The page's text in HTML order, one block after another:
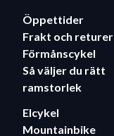
Öppettider
Frakt och returer
Förmånscykel
Så väljer du rätt
ramstorlek
Elcykel
Mountainbike